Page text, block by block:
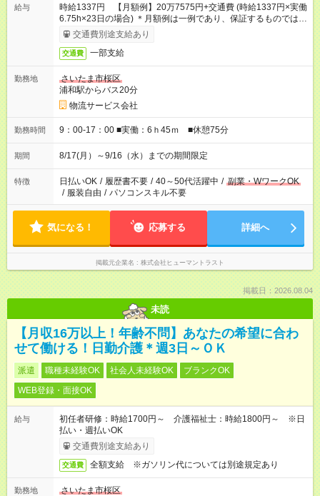
給与
時給1337円 【月額例】20万7575円+交通費 (時給1337円×実働
6.75h×23日の場合) ＊月額例は一例であり、保証するものではあ
りません。
交通費別途支給あり
交通費 一部支給
勤務地
さいたま市桜区
浦和駅からバス20分
物流サービス会社
勤務時間 9：00-17：00 ■実働：6ｈ45ｍ ■休憩75分
期間 8/17(月）～9/16（水）までの期間限定
特徴 日払いOK / 履歴書不要 / 40～50代活躍中 / 副業・WワークOK
/ 服装自由 / パソコンスキル不要
気になる！ 応募する 詳細へ
掲載元企業名 株式会社ヒューマントラスト
掲載日：2026.08.04
未読
【月収16万以上！年齢不問】あなたの希望に合わ
せて働ける！日勤介護＊週3日～ＯＫ
派遣 職種未経験OK 社会人未経験OK
ブランクOK
WEB登録・面接OK
給与
初任者研修：時給1700円～ 介護福祉士：時給1800円～ ※日
払い・週払いOK
交通費別途支給あり
交通費 全額支給 ※ガソリン代については別途規定あり
勤務地
さいたま市桜区